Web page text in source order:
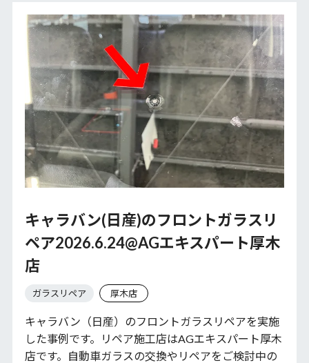
キャラバン(日産)のフロントガラスリ
ペア2026.6.24@AGエキスパート厚木
店
ガラスリペア 厚木店
キャラバン（日産）のフロントガラスリペアを実施
した事例です。リペア施工店はAGエキスパート厚木
店です。自動車ガラスの交換やリペアをご検討中の